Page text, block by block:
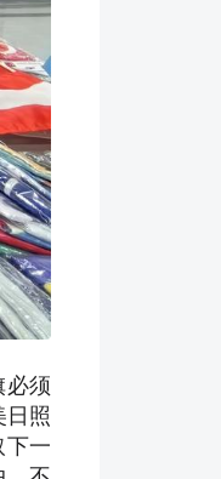
必须
照
下一